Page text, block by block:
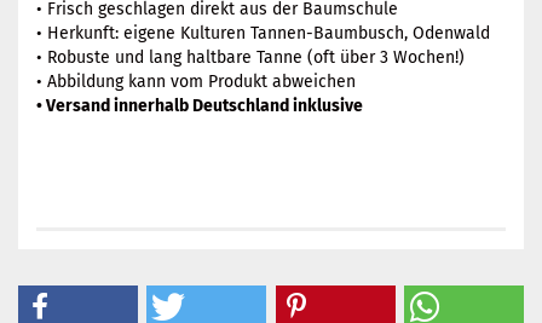
• Frisch geschlagen direkt aus der Baumschule
• Herkunft: eigene Kulturen Tannen-Baumbusch, Odenwald
• Robuste und lang haltbare Tanne (oft über 3 Wochen!)
• Abbildung kann vom Produkt abweichen
• Versand innerhalb Deutschland inklusive